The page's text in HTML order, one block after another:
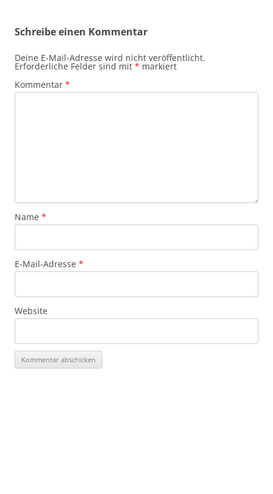
Schreibe einen Kommentar
Deine E-Mail-Adresse wird nicht veröffentlicht.
Erforderliche Felder sind mit * markiert
Kommentar *
Name *
E-Mail-Adresse *
Website